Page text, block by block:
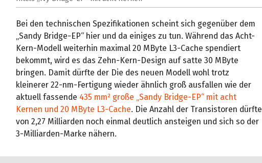
Bei den technischen Spezifikationen scheint sich gegenüber dem
„Sandy Bridge-EP“ hier und da einiges zu tun. Während das Acht-
Kern-Modell weiterhin maximal 20 MByte L3-Cache spendiert
bekommt, wird es das Zehn-Kern-Design auf satte 30 MByte
bringen. Damit dürfte der Die des neuen Modell wohl trotz
kleinerer 22-nm-Fertigung wieder ähnlich groß ausfallen wie der
aktuell fassende 435 mm² große „Sandy Bridge-EP“ mit acht
Kernen und 20 MByte L3-Cache. Die Anzahl der Transistoren dürfte
von 2,27 Milliarden noch einmal deutlich ansteigen und sich so der
3-Milliarden-Marke nähern.